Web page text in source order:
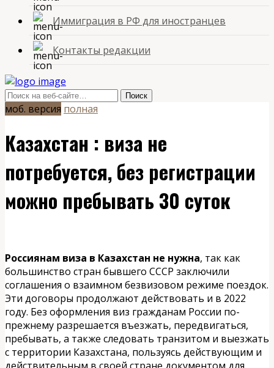
Иммиграция в РФ для иностранцев
Контакты редакции
моб. версия полная
Казахстан : виза не
потребуется, без регистрации
можно пребывать 30 суток
Россиянам виза в Казахстан не нужна, так как
большинство стран бывшего СССР заключили
соглашения о взаимном безвизовом режиме поездок.
Эти договоры продолжают действовать и в 2022
году. Без оформления виз гражданам России по-
прежнему разрешается въезжать, передвигаться,
пребывать, а также следовать транзитом и выезжать
с территории Казахстана, пользуясь действующим и